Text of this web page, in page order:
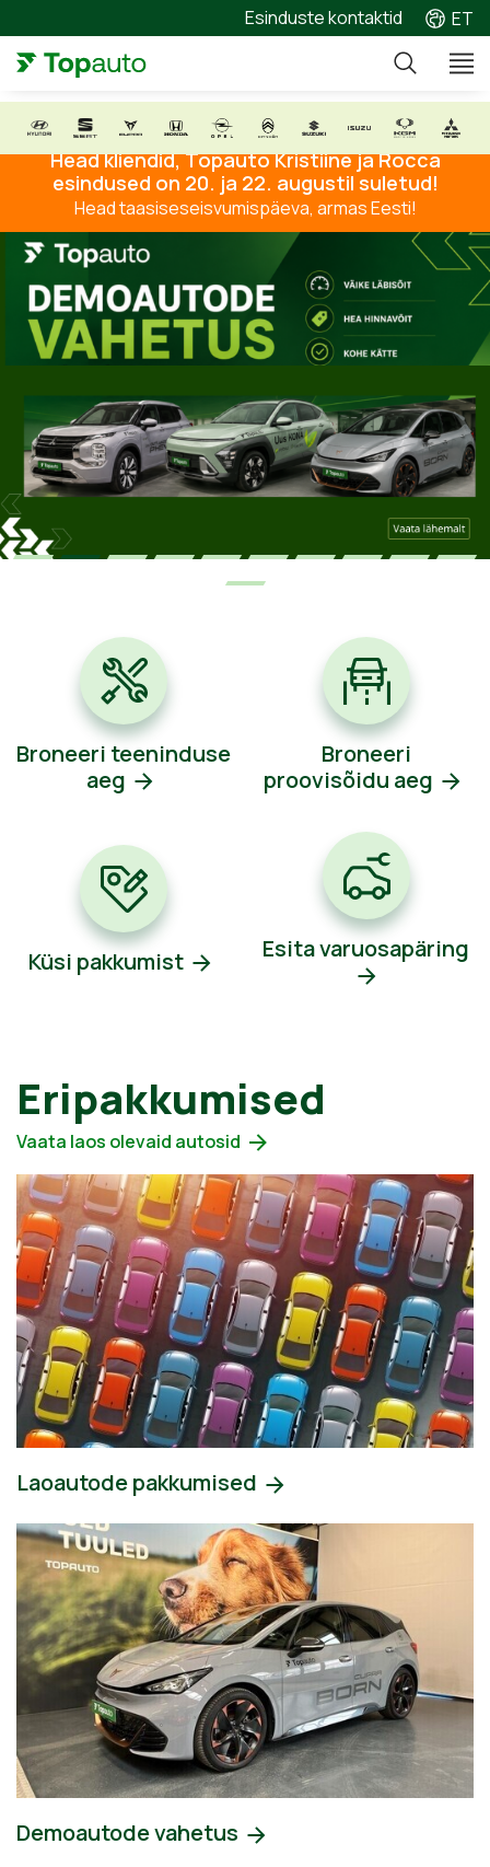
Esinduste kontaktid ET
Head kliendid, Topauto Kristiine ja Rocca
esindused on 20. ja 22. augustil suletud!
Head taasiseseisvumispäeva, armas Eesti!
Broneeri teeninduse
aeg
Broneeri
proovisõidu aeg
Küsi pakkumist Esita varuosapäring
Eripakkumised
Vaata laos olevaid autosid
Laoautode pakkumised
Demoautode vahetus